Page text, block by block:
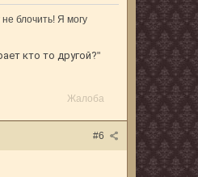
блочить! Я могу
кто то другой?"
Жалоба
#6